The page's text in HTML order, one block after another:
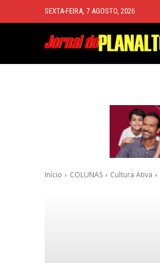
SEXTA-FEIRA, 7 AGOSTO, 2026
Início COLUNAS Cultura Ativa